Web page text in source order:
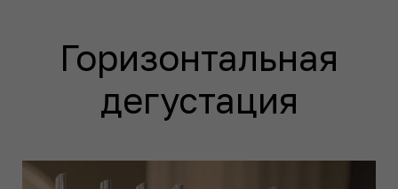
Горизонтальная
дегустация